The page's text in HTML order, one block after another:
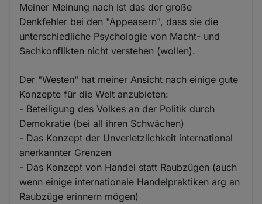
Meiner Meinung nach ist das der große
Denkfehler bei den "Appeasern", dass sie die
unterschiedliche Psychologie von Macht- und
Sachkonflikten nicht verstehen (wollen).
Der "Westen" hat meiner Ansicht nach einige gute
Konzepte für die Welt anzubieten:
- Beteiligung des Volkes an der Politik durch
Demokratie (bei all ihren Schwächen)
- Das Konzept der Unverletzlichkeit international
anerkannter Grenzen
- Das Konzept von Handel statt Raubzügen (auch
wenn einige internationale Handelpraktiken arg an
Raubzüge erinnern mögen)